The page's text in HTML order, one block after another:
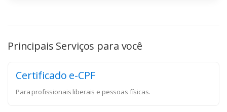
Principais Serviços para você
Certificado e-CPF
Para profissionais liberais e pessoas físicas.